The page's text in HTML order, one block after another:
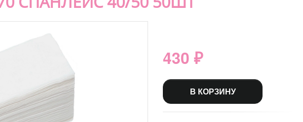
430 ₽
В КОРЗИНУ